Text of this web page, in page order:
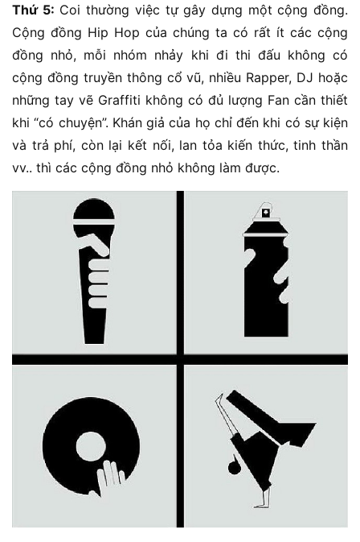
Thứ 5: Coi thường việc tự gây dựng một cộng đồng.
Cộng đồng Hip Hop của chúng ta có rất ít các cộng
đồng nhỏ, mỗi nhóm nhảy khi đi thi đấu không có
cộng đồng truyền thông cổ vũ, nhiều Rapper, DJ hoặc
những tay vẽ Graffiti không có đủ lượng Fan cần thiết
khi “có chuyện”. Khán giả của họ chỉ đến khi có sự kiện
và trả phí, còn lại kết nối, lan tỏa kiến thức, tinh thần
vv.. thì các cộng đồng nhỏ không làm được.